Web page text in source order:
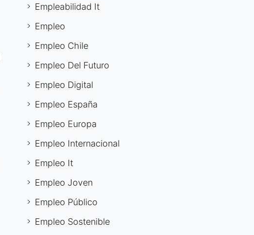
Empleabilidad It
Empleo
Empleo Chile
Empleo Del Futuro
Empleo Digital
Empleo España
Empleo Europa
Empleo Internacional
Empleo It
Empleo Joven
Empleo Público
Empleo Sostenible